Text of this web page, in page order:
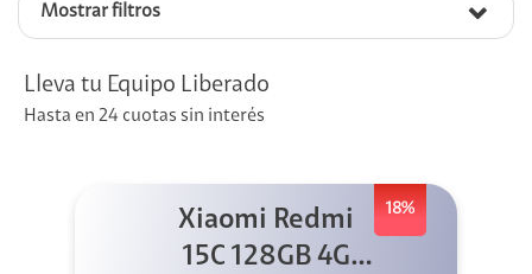
Mostrar filtros
Lleva tu Equipo Liberado
Hasta en 24 cuotas sin interés
18%
Xiaomi Redmi
15C 128GB 4G